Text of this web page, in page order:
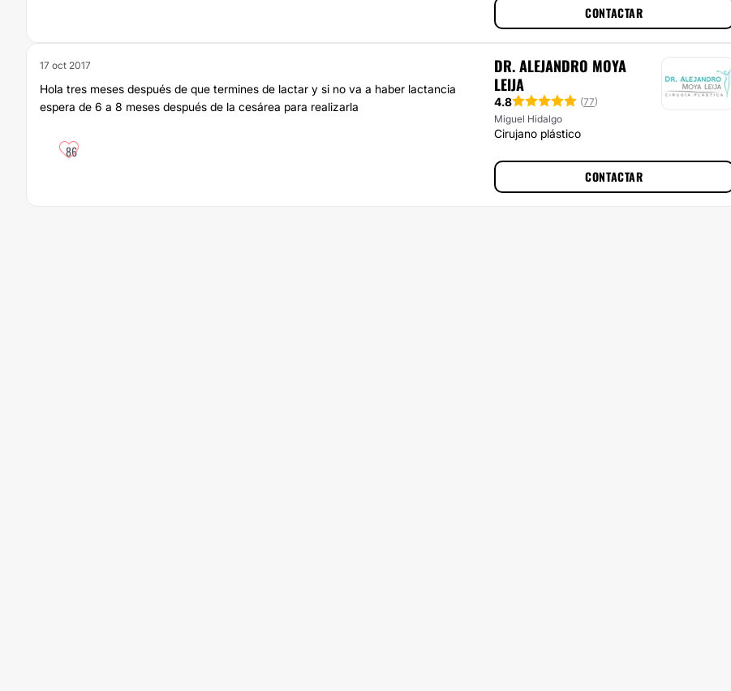
CONTACTAR
17 oct 2017
Hola tres meses después de que termines de lactar y si no va a haber lactancia
espera de 6 a 8 meses después de la cesárea para realizarla
86
DR. ALEJANDRO MOYA
LEIJA
4.8 (77)
Miguel Hidalgo
Cirujano plástico
CONTACTAR